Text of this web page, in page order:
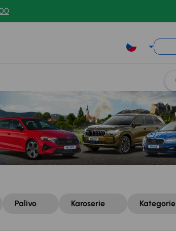
Palivo Karoserie Kategorie